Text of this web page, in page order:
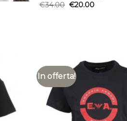
€34.00 €20.00
In offerta!